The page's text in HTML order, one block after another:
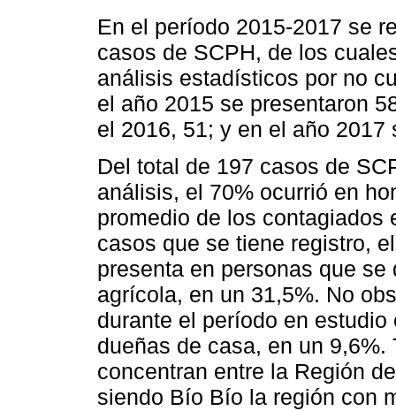
En el período 2015-2017 se
casos de SCPH, de los
análisis estadísticos por no
el año 2015 se presentaron
el 2016, 51; y en el año
Del total de 197 casos de
análisis, el 70% ocurrió en
promedio de los contagiados
casos que se tiene registro,
presenta en personas que
agrícola, en un 31,5%. No
durante el período en
dueñas de casa, en un
concentran entre la Región
siendo Bío Bío la región con